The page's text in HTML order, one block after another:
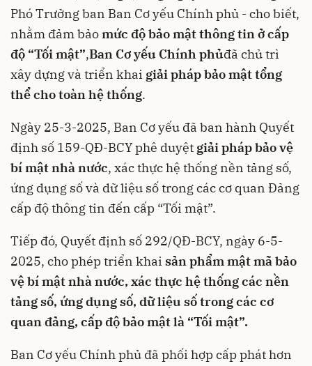
Phó Trưởng ban Ban Cơ yếu Chính phủ - cho biết,
nhằm đảm bảomức độ bảo mật thông tin ở cấp
độ “Tối mật”,Ban Cơ yếu Chính phủđã chủ trì
xây dựng và triển khai giải pháp bảo mật tổng
thể cho toàn hệ thống.
Ngày 25-3-2025, Ban Cơ yếu đã ban hành Quyết
định số 159-QĐ-BCY phê duyệt giải pháp bảo vệ
bí mật nhà nước, xác thực hệ thống nền tảng số,
ứng dụng số và dữ liệu số trong các cơ quan Đảng
cấp độ thông tin đến cấp “Tối mật”.
Tiếp đó, Quyết định số 292/QĐ-BCY, ngày 6-5-
2025, cho phép triển khai sản phẩm mật mã bảo
vệ bí mật nhà nước, xác thực hệ thống các nền
tảng số, ứng dụng số, dữ liệu số trong các cơ
quan đảng, cấp độ bảo mật là “Tối mật”.
Ban Cơ yếu Chính phủ đã phối hợp cấp phát hơn